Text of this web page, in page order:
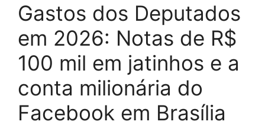
Gastos dos Deputados
em 2026: Notas de R$
100 mil em jatinhos e a
conta milionária do
Facebook em Brasília